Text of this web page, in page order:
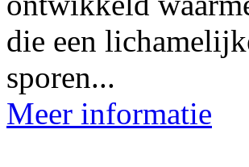
die een
sporen...
Meer informatie